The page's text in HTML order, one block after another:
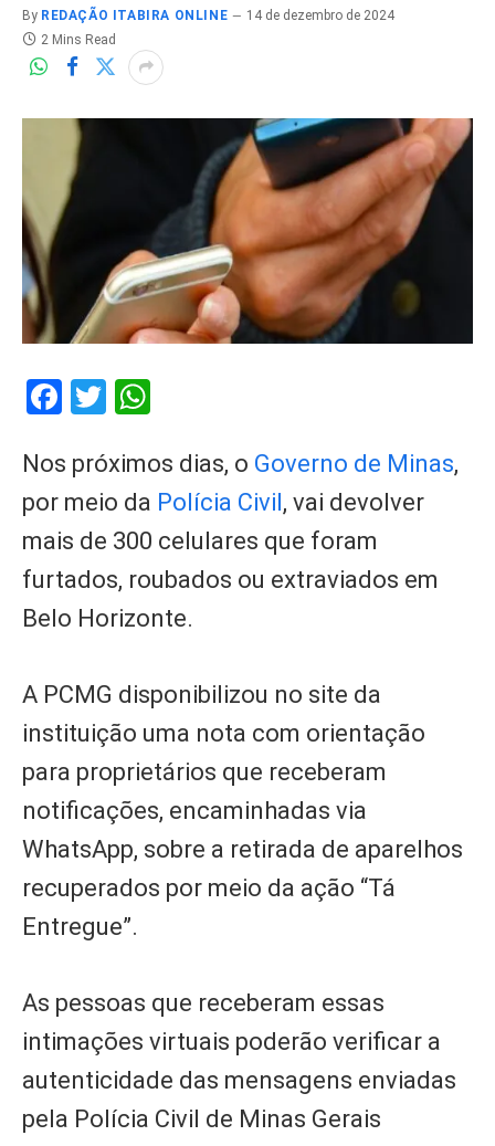
By REDAÇÃO ITABIRA ONLINE
14 de dezembro de 2024
2 Mins Read
Facebook
Twitter
Nos próximos dias, o Governo de Minas,
por meio da Polícia Civil, vai devolver
mais de 300 celulares que foram
furtados, roubados ou extraviados em
Belo Horizonte.
A PCMG disponibilizou no site da
instituição uma nota com orientação
para proprietários que receberam
notificações, encaminhadas via
WhatsApp, sobre a retirada de aparelhos
recuperados por meio da ação “Tá
Entregue”.
As pessoas que receberam essas
intimações virtuais poderão verificar a
autenticidade das mensagens enviadas
pela Polícia Civil de Minas Gerais